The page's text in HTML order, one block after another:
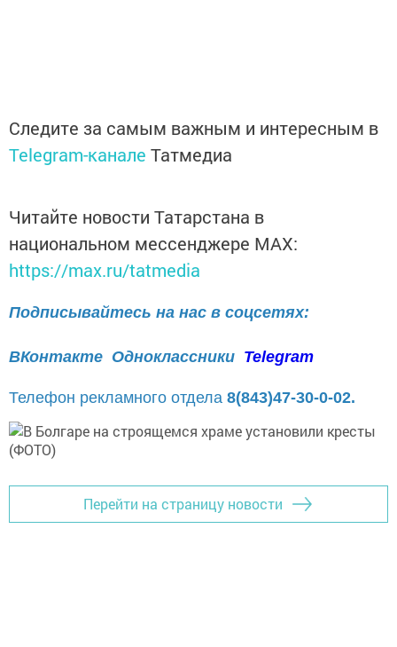
Следите за самым важным и интересным в
Telegram-канале Татмедиа
Читайте новости Татарстана в
национальном мессенджере MАХ:
https://max.ru/tatmedia
Подписывайтесь на нас в соцсетях:
ВКонтакте Одноклассники Telegram
Телефон рекламного отдела 8(843)47-30-0-02.
Перейти на страницу новости